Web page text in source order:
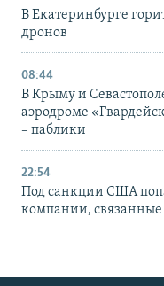
В Екатеринбурге
дронов
08:44
В Крыму и
аэродроме
– паблики
22:54
Под санкции США
компании, связанные